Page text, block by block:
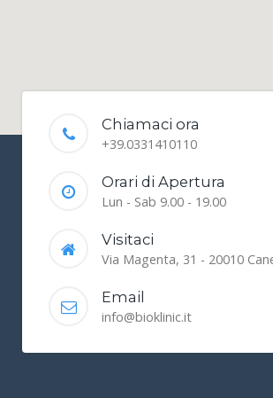
Chiamaci ora
+39.0331410110
Orari di Apertura
Lun - Sab 9.00 - 19.00
Visitaci
Via Magenta, 31 - 20010
Email
info@bioklinic.it